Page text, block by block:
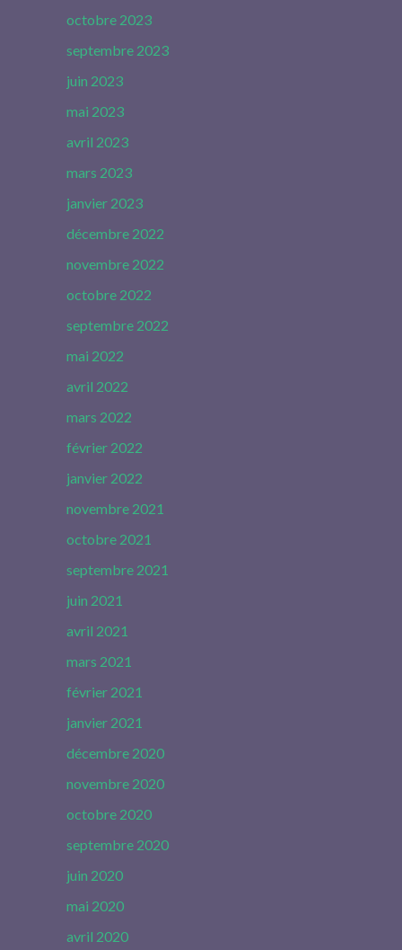
octobre 2023
septembre 2023
juin 2023
mai 2023
avril 2023
mars 2023
janvier 2023
décembre 2022
novembre 2022
octobre 2022
septembre 2022
mai 2022
avril 2022
mars 2022
février 2022
janvier 2022
novembre 2021
octobre 2021
septembre 2021
juin 2021
avril 2021
mars 2021
février 2021
janvier 2021
décembre 2020
novembre 2020
octobre 2020
septembre 2020
juin 2020
mai 2020
avril 2020